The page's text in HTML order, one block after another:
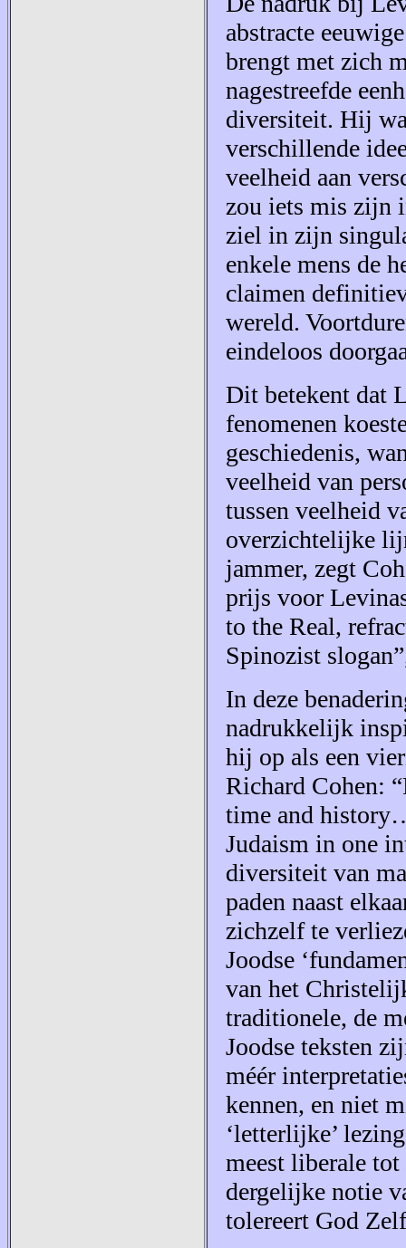
abstracte
brengt met zich
nagestreefde
diversiteit. Hij
verschillende
veelheid aan
zou iets mis zijn
ziel in zijn
enkele mens de
claimen
wereld.
eindeloos
Dit betekent dat
fenomenen
geschiedenis,
veelheid van
tussen veelheid
overzichtelijke
jammer, zegt
prijs voor
to the Real,
Spinozist
In deze
nadrukkelijk
hij op als een
Richard Cohen:
time and
Judaism in one
diversiteit van
paden naast
zichzelf te
Joodse
van het
traditionele, de
Joodse teksten
méér
kennen, en niet
‘letterlijke’
meest liberale tot
dergelijke notie
tolereert God